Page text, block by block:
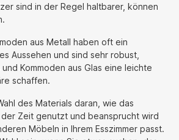
sind in der Regel haltbarer, können
aus Metall haben oft ein
Aussehen und sind sehr robust,
Kommoden aus Glas eine leichte
schaffen.
des Materials daran, wie das
Zeit genutzt und beansprucht wird
Möbeln in Ihrem Esszimmer passt.